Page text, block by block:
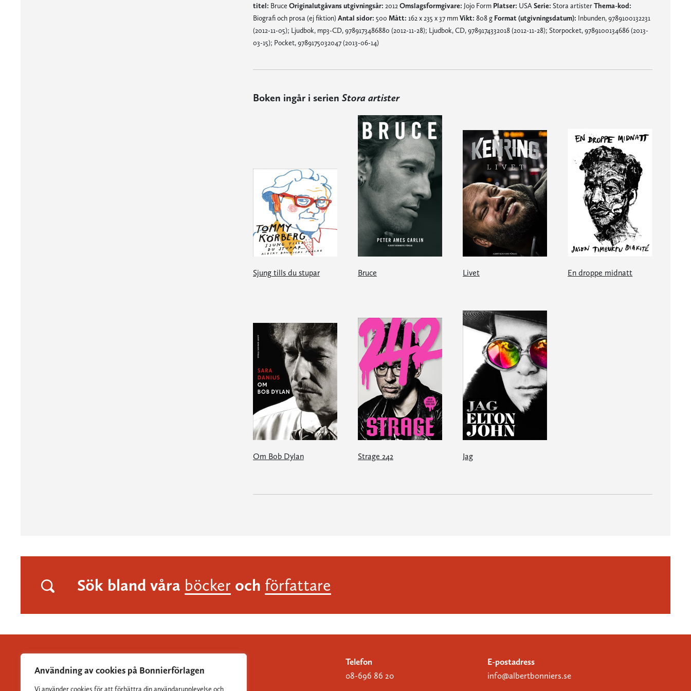
Användning av cookies på Bonnierförlagen
Vi använder cookies för att förbättra din användarupplevelse och
titel: Bruce Originalutgåvans utgivningsår: 2012 Omslagsformgivare: Jojo Form Platser: USA Serie: Stora artisterThema-kod:
Biografi och prosa (ej fiktion)Antal sidor: 500 Mått: 162 x 235 x 37 mmVikt: 808 g Format (utgivningsdatum): Inbunden, 9789100132231
(2012-11-05); Ljudbok, mp3-CD, 9789173486880 (2012-11-28); Ljudbok, CD, 9789174332018 (2012-11-28); Storpocket, 9789100134686 (2013-
03-15); Pocket, 9789175032047 (2013-06-14)
Boken ingår i serien Stora artister
Sjung tills du stupar Bruce Livet En droppe midnatt
Om Bob Dylan Strage 242 Jag
Sök bland våra böcker och författare
Telefon
08-696 86 20
E-postadress
info@albertbonniers.se